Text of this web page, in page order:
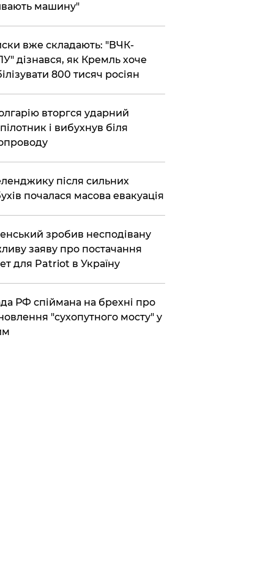
машину"
вже складають: "ВЧК-
дізнався, як Кремль хоче
800 тисяч росіян
вторгся ударний
і вибухнув біля
після сильних
почалася масова евакуація
зробив несподівану
заяву про постачання
для Patriot в Україну
РФ спіймана на брехні про
"сухопутного мосту" у